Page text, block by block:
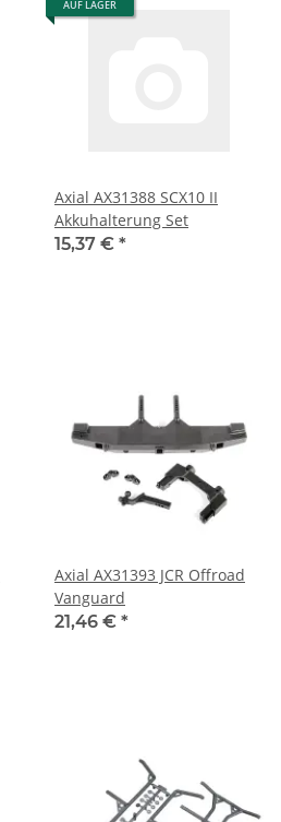
AUF LAGER
Axial AX31388 SCX10 II
Akkuhalterung Set
15,37 € *
Axial AX31393 JCR Offroad
Vanguard
21,46 € *